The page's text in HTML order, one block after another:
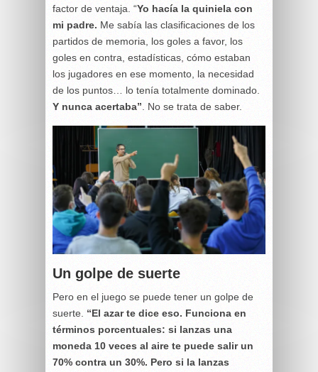
factor de ventaja. “Yo hacía la quiniela con
mi padre. Me sabía las clasificaciones de los
partidos de memoria, los goles a favor, los
goles en contra, estadísticas, cómo estaban
los jugadores en ese momento, la necesidad
de los puntos… lo tenía totalmente dominado.
Y nunca acertaba”. No se trata de saber.
Un golpe de suerte
Pero en el juego se puede tener un golpe de
suerte. “El azar te dice eso. Funciona en
términos porcentuales: si lanzas una
moneda 10 veces al aire te puede salir un
70% contra un 30%. Pero si la lanzas